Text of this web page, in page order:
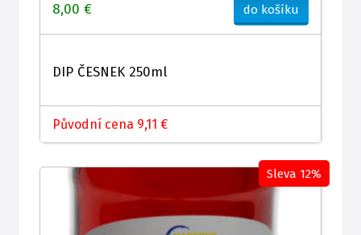
8,00 € do košíku
DIP ČESNEK 250ml
Původní cena 9,11 €
Sleva 12%